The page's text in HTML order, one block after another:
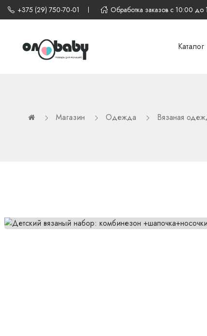
+375 (29) 750-70-01 Обработка заказов с 10:00
Каталог
Магазин Одежда Вязаная